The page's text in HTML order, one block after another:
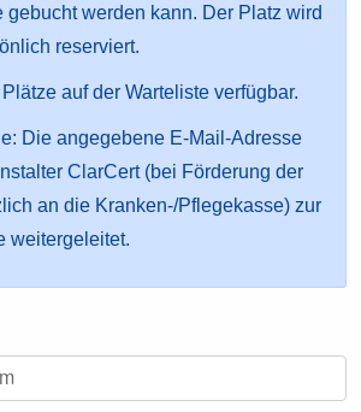
gebucht werden kann. Der Platz wird
reserviert.
auf der Warteliste verfügbar.
Die angegebene E-Mail-Adresse
ClarCert (bei Förderung der
an die Kranken-/Pflegekasse) zur
weitergeleitet.